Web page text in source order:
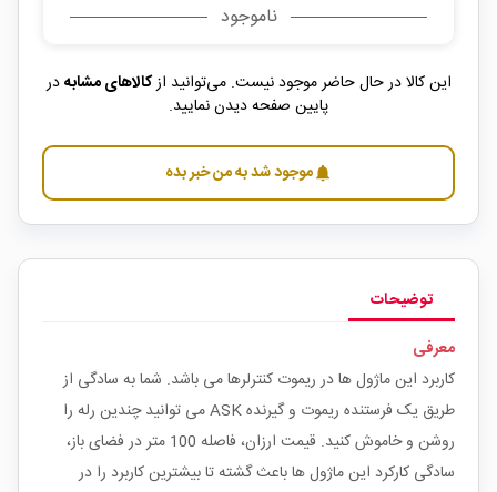
ناموجود
این کالا در حال حاضر موجود نیست. می‌توانید ازکالاهای مشابهدر
پایین صفحه دیدن نمایید.
notificationsموجود شد به من خبر بده
توضیحات
معرفی
کاربرد این ماژول ها در ریموت کنترلرها می باشد. شما به سادگی از
طریق یک فرستنده ریموت و گیرنده ASK می توانید چندین رله را
روشن و خاموش کنید. قیمت ارزان، فاصله 100 متر در فضای باز،
سادگی کارکرد این ماژول ها باعث گشته تا بیشترین کاربرد را در